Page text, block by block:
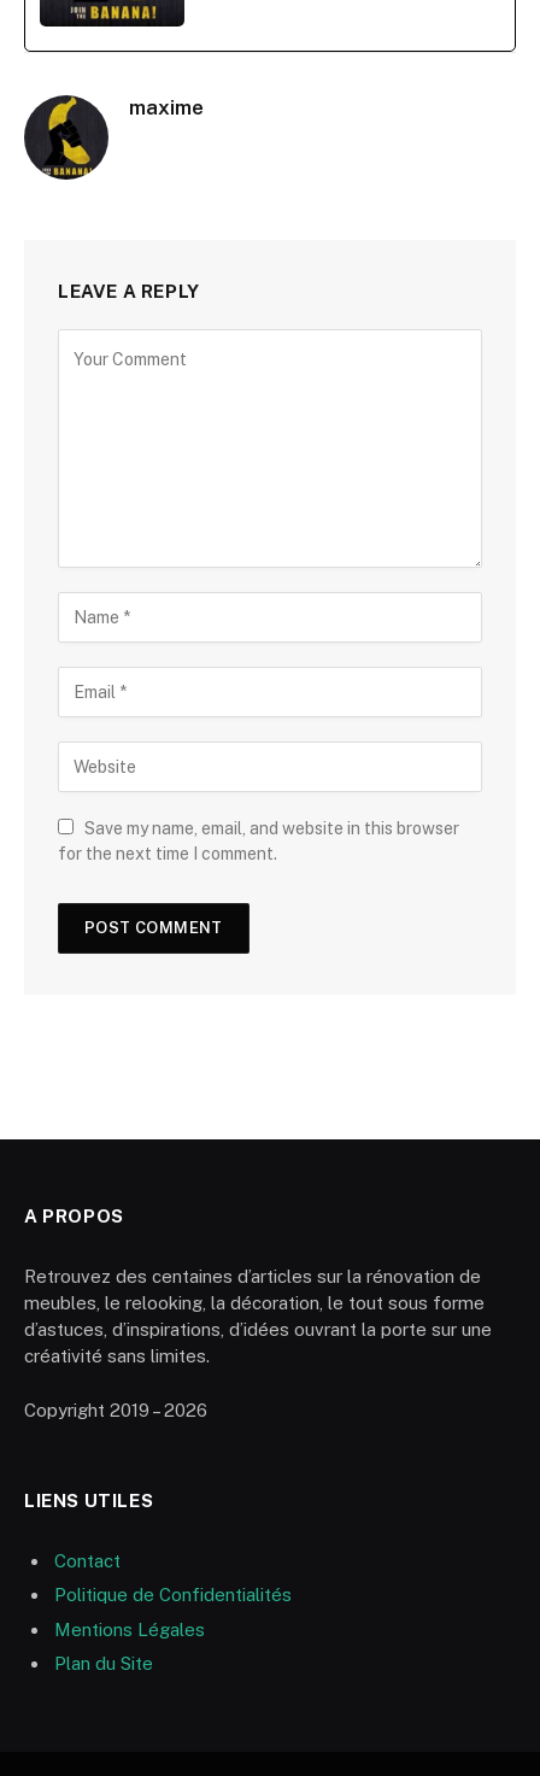
maxime
LEAVE A REPLY
Save my name, email, and website in this browser
for the next time I comment.
A PROPOS
Retrouvez des centaines d’articles sur la rénovation de
meubles, le relooking, la décoration, le tout sous forme
d’astuces, d’inspirations, d’idées ouvrant la porte sur une
créativité sans limites.
Copyright 2019 – 2026
LIENS UTILES
Contact
Politique de Confidentialités
Mentions Légales
Plan du Site